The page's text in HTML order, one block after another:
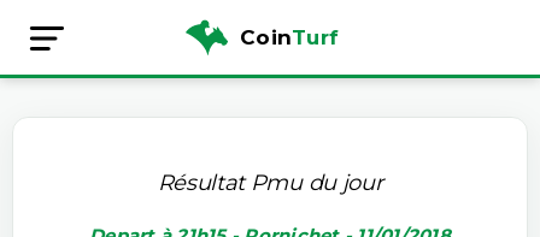
CoinTurf
Résultat Pmu du jour